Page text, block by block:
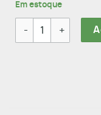
Em estoque
ÓLEO ESSENCIAL